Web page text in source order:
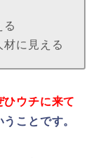
る
に見える
ひウチに来て
うことです。